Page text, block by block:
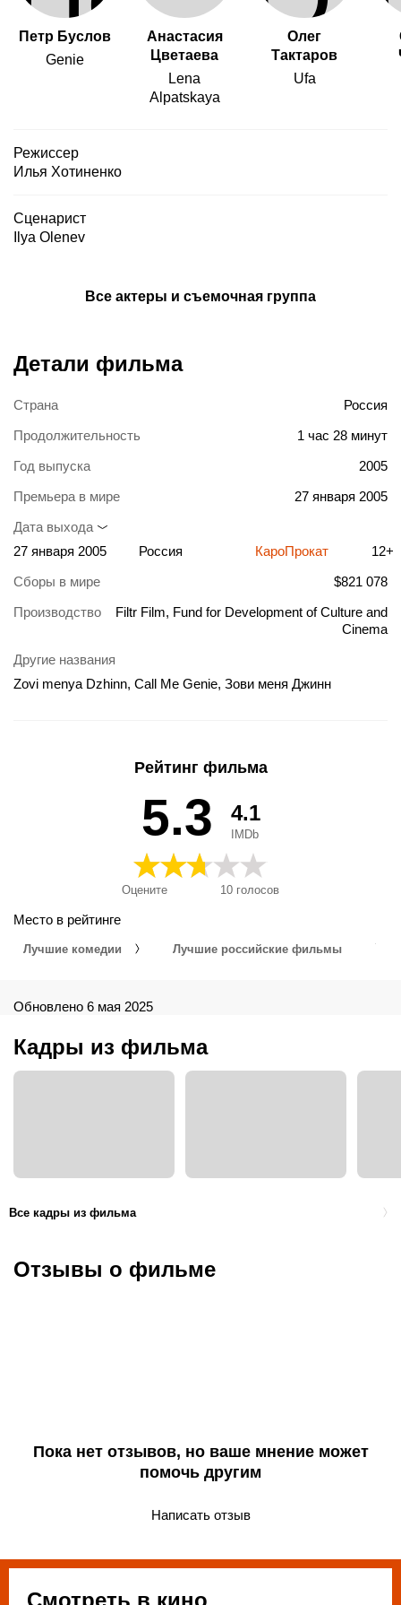
Петр Буслов
Genie
Анастасия
Цветаева
Lena
Alpatskaya
Олег
Тактаров
Ufa
Режиссер
Илья Хотиненко
Сценарист
Ilya Olenev
Все актеры и съемочная группа
Детали фильма
Страна
Россия
Продолжительность
1 час 28 минут
Год выпуска
2005
Премьера в мире
27 января 2005
Дата выхода
27 января 2005
Россия КароПрокат
12+
Сборы в мире
$821 078
Производство
Filtr Film, Fund for Development of Culture and
Cinema
Другие названия
Zovi menya Dzhinn, Call Me Genie, Зови меня Джинн
Рейтинг фильма
5.3
Оцените 10 голосов
4.1
IMDb
Место в рейтинге
Лучшие комедии Лучшие российские фильмы
Обновлено 6 мая 2025
Кадры из фильма
Все кадры из фильма
Отзывы о фильме
Пока нет отзывов, но ваше мнение может
помочь другим
Написать отзыв